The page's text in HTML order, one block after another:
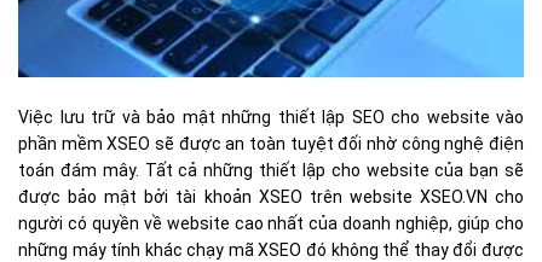
Việc lưu trữ và bảo mật những thiết lập SEO cho website vào
phần mềm XSEO sẽ được an toàn tuyệt đối nhờ công nghệ điện
toán đám mây. Tất cả những thiết lập cho website của bạn sẽ
được bảo mật bởi tài khoản XSEO trên website XSEO.VN cho
người có quyền về website cao nhất của doanh nghiệp, giúp cho
những máy tính khác chạy mã XSEO đó không thể thay đổi được